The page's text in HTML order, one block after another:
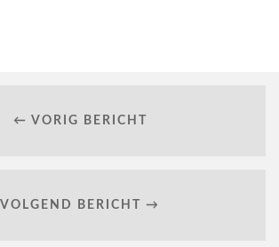
← VORIG BERICHT
VOLGEND BERICHT →